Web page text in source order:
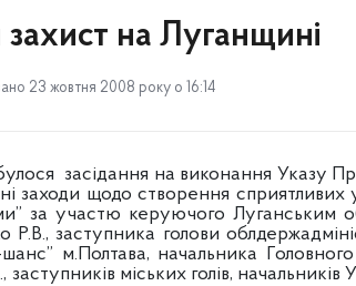
на Луганщині
23 жовтня 2008 року о 16:14
засідання на виконання Указу
заходи щодо створення сприятливих
за участю керуючого Луганським
Р.В., заступника голови
м.Полтава, начальника
міських голів,